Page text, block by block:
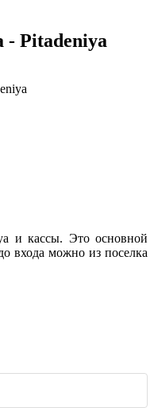
- Pitadeniya
и кассы. Это основной
входа можно из поселка